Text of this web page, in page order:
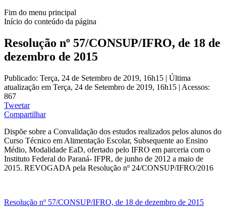
Fim do menu principal
Início do conteúdo da página
Resolução nº 57/CONSUP/IFRO, de 18 de
dezembro de 2015
Publicado: Terça, 24 de Setembro de 2019, 16h15 | Última
atualização em Terça, 24 de Setembro de 2019, 16h15 | Acessos:
867
Tweetar
Compartilhar
Dispõe sobre a Convalidação dos estudos realizados pelos alunos do
Curso Técnico em Alimentação Escolar, Subsequente ao Ensino
Médio, Modalidade EaD, ofertado pelo IFRO em parceria com o
Instituto Federal do Paraná- IFPR, de junho de 2012 a maio de
2015. REVOGADA pela Resolução nº 24/CONSUP/IFRO/2016
Resolução nº 57/CONSUP/IFRO, de 18 de dezembro de 2015